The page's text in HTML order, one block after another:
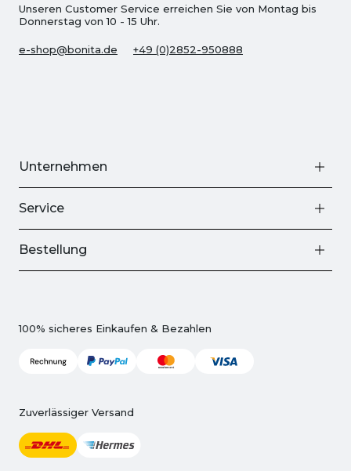
Unseren Customer Service erreichen Sie von Montag bis
Donnerstag von 10 - 15 Uhr.
e-shop@bonita.de +49 (0)2852-950888
Unternehmen
Service
Bestellung
100% sicheres Einkaufen & Bezahlen
Zuverlässiger Versand